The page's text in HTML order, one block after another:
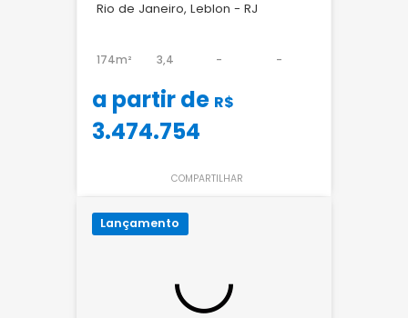
Rio de Janeiro, Leblon - RJ
174m² 3,4 - -
a partir de R$
3.474.754
COMPARTILHAR
Lançamento